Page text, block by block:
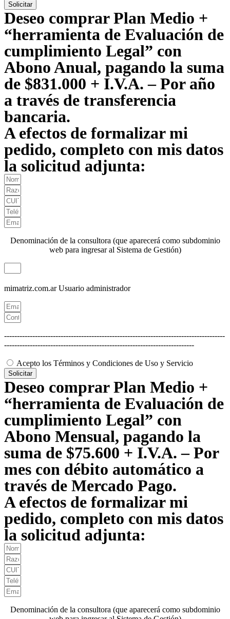
Solicitar
Deseo comprar Plan Medio +
“herramienta de Evaluación de
cumplimiento Legal” con
Abono Anual, pagando la suma
de $831.000 + I.V.A. – Por año
a través de transferencia
bancaria.
A efectos de formalizar mi
pedido, completo con mis datos
la solicitud adjunta:
Denominación de la consultora (que aparecerá como subdominio
web para ingresar al Sistema de Gestión)
mimatriz.com.ar Usuario administrador
--------------------------------------------------------------------------------------
--------------------------------------------------------------------------
Acepto los Términos y Condiciones de Uso y Servicio
Solicitar
Deseo comprar Plan Medio +
“herramienta de Evaluación de
cumplimiento Legal” con
Abono Mensual, pagando la
suma de $75.600 + I.V.A. – Por
mes con débito automático a
través de Mercado Pago.
A efectos de formalizar mi
pedido, completo con mis datos
la solicitud adjunta:
Denominación de la consultora (que aparecerá como subdominio